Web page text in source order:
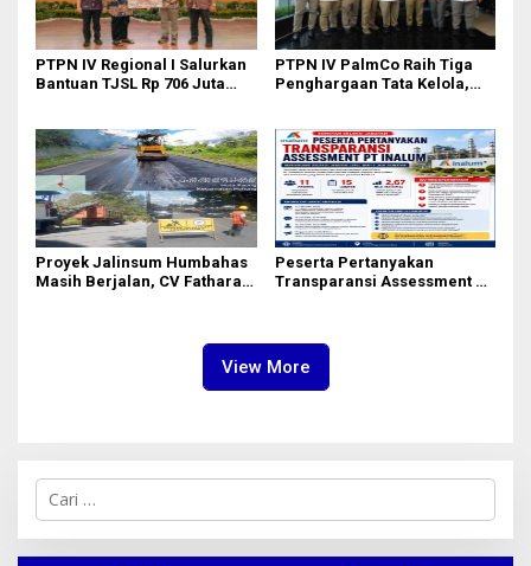
PTPN IV Regional I Salurkan
Bantuan TJSL Rp 706 Juta
PTPN IV PalmCo Raih Tiga
Penghargaan Tata Kelola,
Proyek Jalinsum Humbahas
Masih Berjalan, CV Fathara
Peserta Pertanyakan
Transparansi Assessment PT
View More
C
i